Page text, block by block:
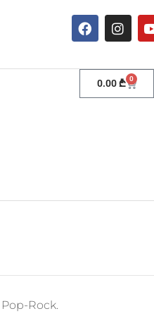
0.00₾ 0
Pop-Rock.